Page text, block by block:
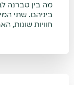
מה בין טברנה
ביניהם. שתי
חוויות שונות,